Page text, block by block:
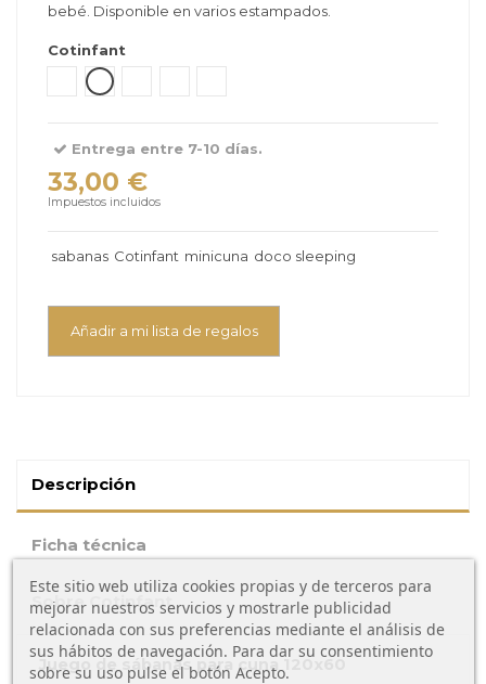
bebé. Disponible en varios estampados.
Cotinfant
Tipi VerdeBear Gris
Entrega entre 7-10 días.
33,00 €
Impuestos incluidos
sabanas Cotinfant minicuna doco sleeping
Añadir a mi lista de regalos
Descripción
Ficha técnica
Sobre Cotinfant
Juego de sábanas para cuna 120x60
Este sitio web utiliza cookies propias y de terceros para
mejorar nuestros servicios y mostrarle publicidad
relacionada con sus preferencias mediante el análisis de
sus hábitos de navegación. Para dar su consentimiento
sobre su uso pulse el botón Acepto.